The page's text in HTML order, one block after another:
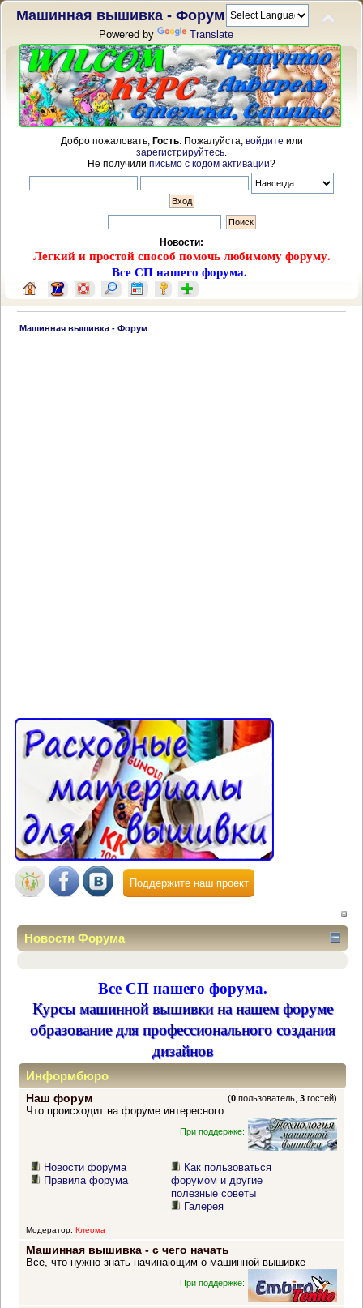
Машинная вышивка - Форум
Powered by Translate
Добро пожаловать, Гость. Пожалуйста, войдите или
зарегистрируйтесь
Не получили письмо с кодом активации?
Новости:
Легкий и простой способ помочь любимому форуму.
Все СП нашего форума.
Машинная вышивка - Форум
Поддержите наш проект
Новости Форума
Все СП нашего форума.
Курсы машинной вышивки на нашем форуме
образование для профессионального создания
дизайнов
Информбюро
Наш форум (0 пользователь,3 гостей)
Что происходит на форуме интересного
При поддержке:
Новости форума
Правила форума
Как пользоваться
форумом и другие
полезные советы
Галерея
Модератор: Клеома
Машинная вышивка - с чего начать
Все, что нужно знать начинающим о машинной вышивке
При поддержке: